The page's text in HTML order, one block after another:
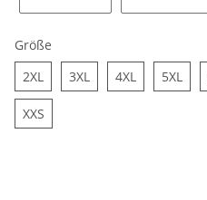
Größe
2XL
3XL 4XL 5XL
XXS